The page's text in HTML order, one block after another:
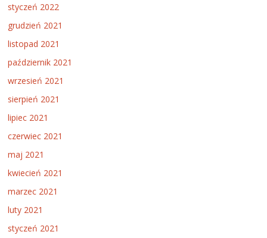
styczeń 2022
grudzień 2021
listopad 2021
październik 2021
wrzesień 2021
sierpień 2021
lipiec 2021
czerwiec 2021
maj 2021
kwiecień 2021
marzec 2021
luty 2021
styczeń 2021